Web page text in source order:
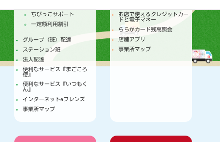
ちびっこサポート
一定額利用割引
グループ（班）配達
ステーション班
法人配達
便利なサービス『まごころ
便』
便利なサービス『いつもく
ん』
インターネットeフレンズ
事業所マップ
お店で使えるクレジットカー
ドと電子マネー
ららかカード残高照会
店舗アプリ
事業所マップ